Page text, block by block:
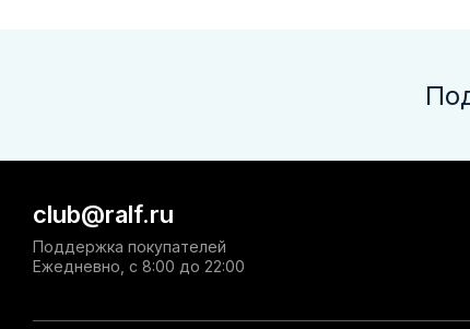
club@ralf.ru
Поддержка покупателей
Ежедневно, с 8:00 до 22:00